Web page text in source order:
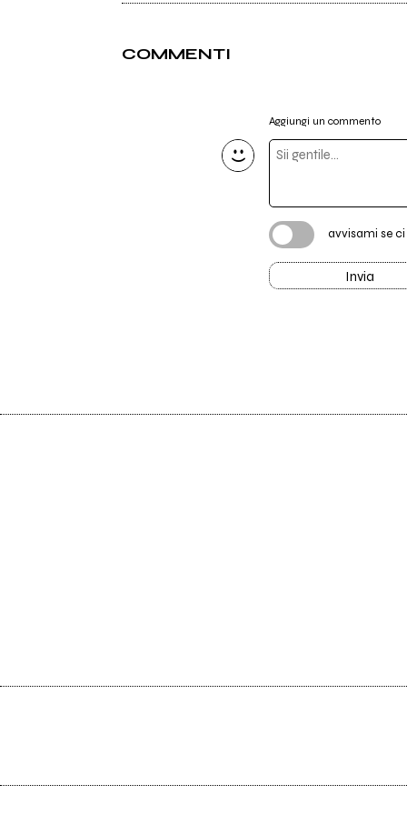
COMMENTI
Aggiungi un commento
avvisami se
Invia